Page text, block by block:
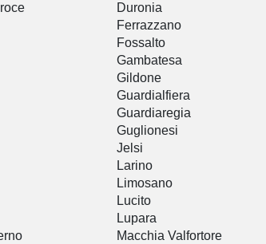
Duronia
Ferrazzano
Fossalto
Gambatesa
Gildone
Guardialfiera
Guardiaregia
Guglionesi
Jelsi
Larino
Limosano
Lucito
Lupara
Macchia Valfortore